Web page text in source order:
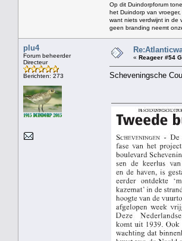
Op dit Duindorpforum
het Duindorp van
want niets verdwijnt in de
geen branding neemt
plu4
Forum beheerder
Directeur
Berichten: 273
« Reageer #54
Scheveningsche